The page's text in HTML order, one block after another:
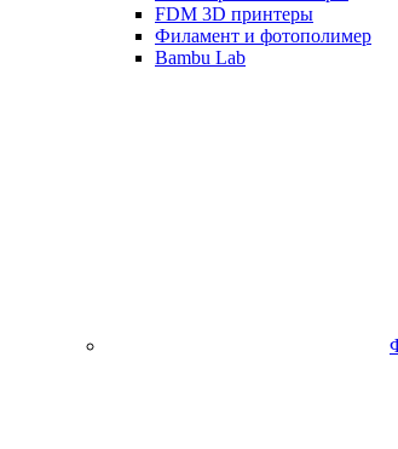
FDM 3D принтеры
Филамент и фотополимер
Bambu Lab